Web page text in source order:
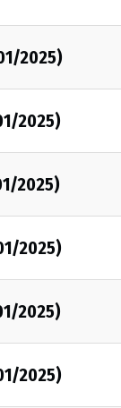
2025)
2025)
2025)
2025)
2025)
2025)